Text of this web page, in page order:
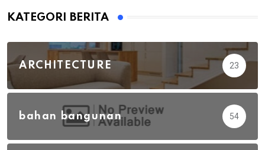
KATEGORI BERITA
ARCHITECTURE 23
bahan bangunan 54